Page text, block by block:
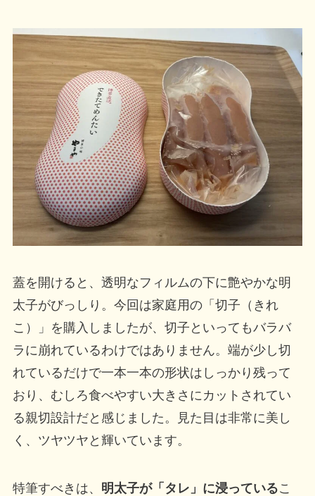
蓋を開けると、透明なフィルムの下に艶やかな明
太子がびっしり。今回は家庭用の「切子（きれ
こ）」を購入しましたが、切子といってもバラバ
ラに崩れているわけではありません。端が少し切
れているだけで一本一本の形状はしっかり残って
おり、むしろ食べやすい大きさにカットされてい
る親切設計だと感じました。見た目は非常に美し
く、ツヤツヤと輝いています。
特筆すべきは、 明太子が「タレ」に浸っているこ